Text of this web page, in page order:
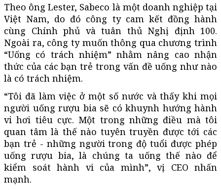
Theo ông Lester, Sabeco là một doanh nghiệp tại
Việt Nam, do đó công ty cam kết đồng hành
cùng Chính phủ và tuân thủ Nghị định 100.
Ngoài ra, công ty muốn thông qua chương trình
“Uống có trách nhiệm” nhằm nâng cao nhận
thức của các bạn trẻ trong vấn đề uống như nào
là có trách nhiệm.
“Tôi đã làm việc ở một số nước và thấy khi mọi
người uống rượu bia sẽ có khuynh hướng hành
vi hơi tiêu cực. Một trong những điều mà tôi
quan tâm là thế nào tuyên truyền được tới các
bạn trẻ - những người trong độ tuổi được phép
uống rượu bia, là chúng ta uống thế nào để
kiểm soát hành vi của mình”, vị CEO nhấn
mạnh.